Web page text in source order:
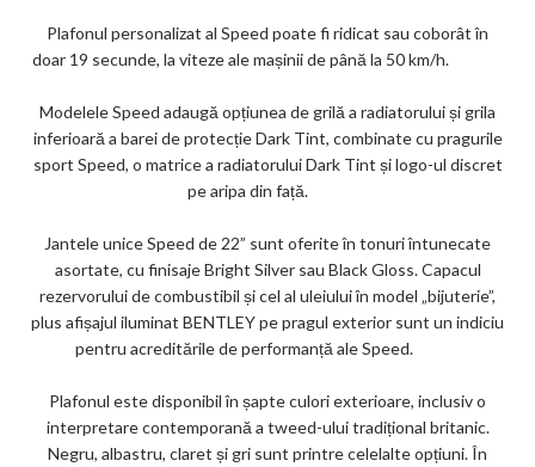
Plafonul personalizat al Speed ​​poate fi ridicat sau coborât în
doar 19 secunde, la viteze ale mașinii de până la 50 km/h.
Modelele Speed adaugă opțiunea de grilă a radiatorului și grila
inferioară a barei de protecție Dark Tint, combinate cu pragurile
sport Speed, o matrice a radiatorului Dark Tint și logo-ul discret
pe aripa din față.
Jantele unice Speed de 22” sunt oferite în tonuri întunecate
asortate, cu finisaje Bright Silver sau Black Gloss. Capacul
rezervorului de combustibil și cel al uleiului în model „bijuterie”,
plus afișajul iluminat BENTLEY pe pragul exterior sunt un indiciu
pentru acreditările de performanță ale Speed.
Plafonul este disponibil în șapte culori exterioare, inclusiv o
interpretare contemporană a tweed-ului tradițional britanic.
Negru, albastru, claret și gri sunt printre celelalte opțiuni. În